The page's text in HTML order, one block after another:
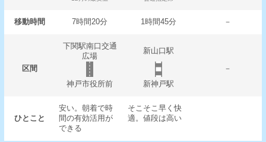
移動時間 7時間20分 1時間45分 －
区間
下関駅南口交通
広場
新山口駅
－
神戸市役所前
新神戸駅
ひとこと
安い。朝着で時
間の有効活用が
できる
そこそこ早く快
適。値段は高い